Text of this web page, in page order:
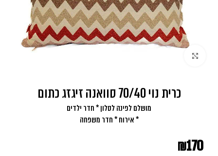
כרית נוי 70/40 סוואנה זיגזג כתום
מושלם לפינה לסלון * חדר ילדים
* אירוח * חדר משפחה
₪170